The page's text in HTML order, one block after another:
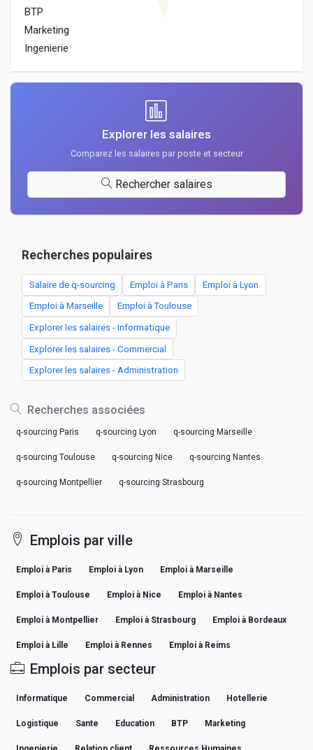
BTP
Marketing
Ingenierie
Explorer les salaires
Comparez les salaires par poste et secteur
Rechercher salaires
Recherches populaires
Salaire de q-sourcing Emploi à Paris Emploi à Lyon
Emploi à Marseille Emploi à Toulouse
Explorer les salaires - Informatique
Explorer les salaires - Commercial
Explorer les salaires - Administration
Recherches associées
q-sourcing Paris q-sourcing Lyon q-sourcing Marseille
q-sourcing Toulouse q-sourcing Nice q-sourcing Nantes
q-sourcing Montpellier q-sourcing Strasbourg
Emplois par ville
Emploi à Paris Emploi à Lyon Emploi à Marseille
Emploi à Toulouse Emploi à Nice Emploi à Nantes
Emploi à Montpellier Emploi à Strasbourg Emploi à Bordeaux
Emploi à Lille Emploi à Rennes Emploi à Reims
Emplois par secteur
Informatique Commercial Administration Hotellerie
Logistique Sante Education BTP Marketing